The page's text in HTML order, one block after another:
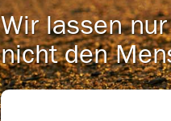
Wir lassen
nicht den